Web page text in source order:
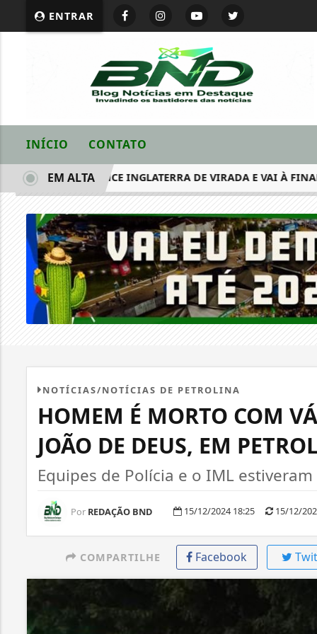
ENTRAR
INÍCIO CONTATO
VENCE INGLATERRA DE VIRADA E VAI À FINAL DA
EM ALTA
NOTÍCIAS/NOTÍCIAS DE PETROLINA
HOMEM É MORTO COM
JOÃO DE DEUS, EM
Equipes de Polícia e o IML
Por REDAÇÃO BND 15/12/2024 18:25 15/12/
COMPARTILHE Facebook